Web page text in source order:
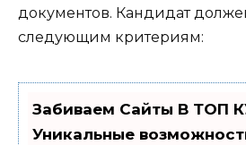
документов. Кандидат
следующим критериям:
Забиваем Сайты В ТОП
Уникальные